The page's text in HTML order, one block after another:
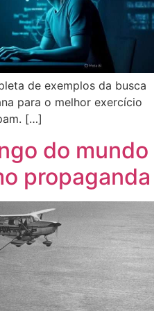
de exemplos da busca
para o melhor exercício
[…]
do mundo
propaganda